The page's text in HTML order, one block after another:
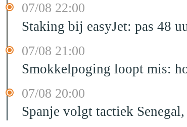
07/08 22:00
Staking bij easyJet: pas 48
07/08 21:00
Smokkelpoging loopt mis:
07/08 20:00
Spanje volgt tactiek